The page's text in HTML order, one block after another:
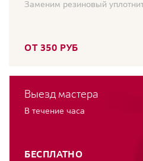
Заменим резиновый
ОТ 350 РУБ
Выезд мастера
В течение часа
БЕСПЛАТНО